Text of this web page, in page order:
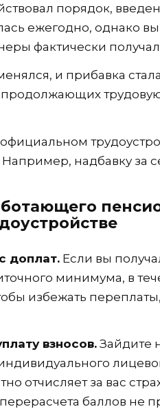
порядок,
ежегодно, однако
фактически
и прибавка
Например, надбавку за
доплат. Если вы
минимума, в
избежать
взносов. Зайдите
отчисляет за вас
баллов не